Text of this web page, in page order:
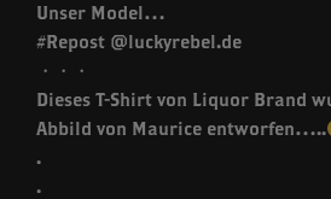
Unser Model…
#Repost @luckyrebel.de
・・・
Dieses T-Shirt von Liquor Brand
Abbild von Maurice entworfen…..
.
.